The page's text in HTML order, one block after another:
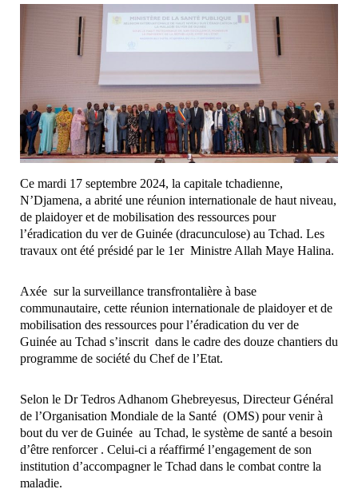
Ce mardi 17 septembre 2024, la capitale tchadienne,
N’Djamena, a abrité une réunion internationale de haut niveau,
de plaidoyer et de mobilisation des ressources pour
l’éradication du ver de Guinée (dracunculose) au Tchad. Les
travaux ont été présidé par le 1er Ministre Allah Maye Halina.
Axée sur la surveillance transfrontalière à base
communautaire, cette réunion internationale de plaidoyer et de
mobilisation des ressources pour l’éradication du ver de
Guinée au Tchad s’inscrit dans le cadre des douze chantiers du
programme de société du Chef de l’Etat.
Selon le Dr Tedros Adhanom Ghebreyesus, Directeur Général
de l’Organisation Mondiale de la Santé (OMS) pour venir à
bout du ver de Guinée au Tchad, le système de santé a besoin
d’être renforcer . Celui-ci a réaffirmé l’engagement de son
institution d’accompagner le Tchad dans le combat contre la
maladie.